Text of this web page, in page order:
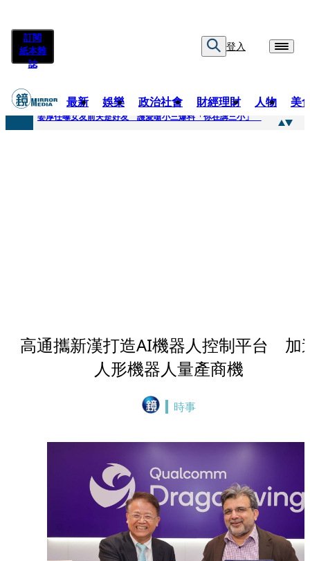
訂閱
紙本雜
誌
登入
最新 娛樂 政治社會 財經理財 人物 美
快訊
姜厚任曝女友前夫是好友 護愛嗆小三爆料「你在講三小」
高通攜新漢打造AI機器人控制平台 加
人形機器人量產商機
時事